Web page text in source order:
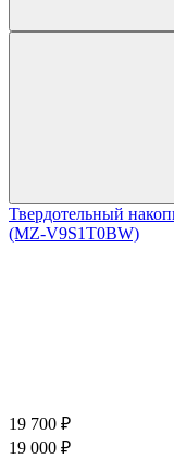
Твердотельный
(MZ-V9S1T0BW)
19 700 ₽
19 000 ₽